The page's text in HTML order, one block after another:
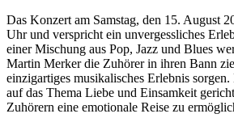
Das Konzert am Samstag, den 15. August
Uhr und verspricht ein unvergessliches
einer Mischung aus Pop, Jazz und Blues
Martin Merker die Zuhörer in ihren Bann
einzigartiges musikalisches Erlebnis
auf das Thema Liebe und Einsamkeit
Zuhörern eine emotionale Reise zu